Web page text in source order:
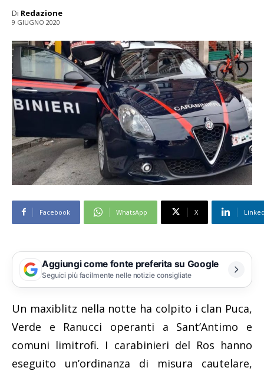
Di Redazione
9 GIUGNO 2020
Facebook WhatsApp X
Aggiungi come fonte preferita su Google
Seguici più facilmente nelle notizie consigliate
Un maxiblitz nella notte ha colpito i clan Puca,
Verde e Ranucci operanti a Sant’Antimo e
comuni limitrofi. I carabinieri del Ros hanno
eseguito un’ordinanza di misura cautelare,